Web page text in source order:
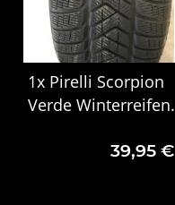
1x Pirelli Scorpion
Verde Winterreifen
39,95 €